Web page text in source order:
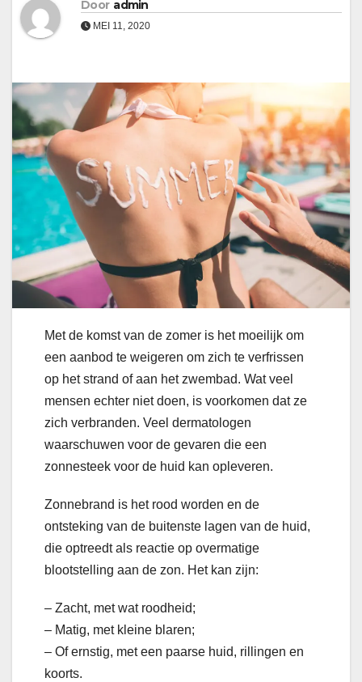
Door admin
MEI 11, 2020
Met de komst van de zomer is het moeilijk om
een aanbod te weigeren om zich te verfrissen
op het strand of aan het zwembad. Wat veel
mensen echter niet doen, is voorkomen dat ze
zich verbranden. Veel dermatologen
waarschuwen voor de gevaren die een
zonnesteek voor de huid kan opleveren.
Zonnebrand is het rood worden en de
ontsteking van de buitenste lagen van de huid,
die optreedt als reactie op overmatige
blootstelling aan de zon. Het kan zijn:
– Zacht, met wat roodheid;
– Matig, met kleine blaren;
– Of ernstig, met een paarse huid, rillingen en
koorts.